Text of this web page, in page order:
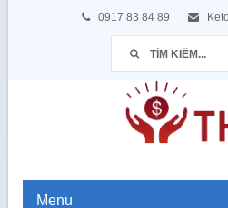
0917 83 84 89
Menu